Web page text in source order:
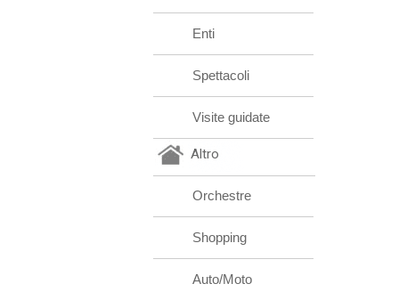
Enti
Spettacoli
Visite guidate
Altro
Orchestre
Shopping
Auto/Moto